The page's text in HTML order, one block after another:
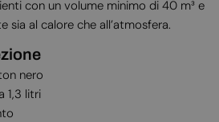
con un volume minimo di 40 m³ e
sia al calore che all’atmosfera.
nero
1,3 litri